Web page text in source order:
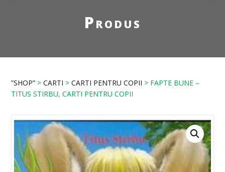
Produs
”SHOP” >CARTI >CARTI PENTRU COPII > FAPTE BUNE –
TITUS STIRBU, CARTI PENTRU COPII